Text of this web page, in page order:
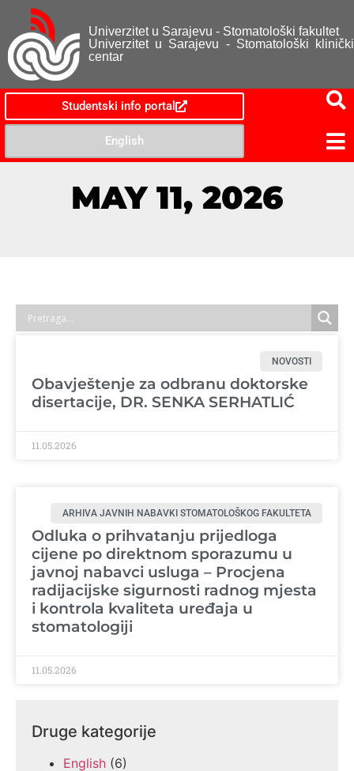
Univerzitet u Sarajevu - Stomatološki fakultet
Univerzitet u Sarajevu - Stomatološki klinički
centar
Studentski info portal
English
MAY 11, 2026
NOVOSTI
Obavještenje za odbranu doktorske
disertacije, DR. SENKA SERHATLIĆ
11.05.2026
ARHIVA JAVNIH NABAVKI STOMATOLOŠKOG FAKULTETA
Odluka o prihvatanju prijedloga
cijene po direktnom sporazumu u
javnoj nabavci usluga – Procjena
radijacijske sigurnosti radnog mjesta
i kontrola kvaliteta uređaja u
stomatologiji
11.05.2026
Druge kategorije
English (6)